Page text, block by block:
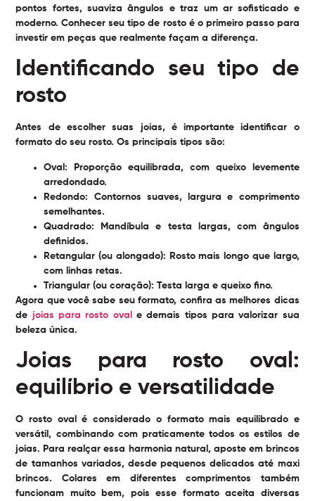
pontos fortes, suaviza ângulos e traz um ar sofisticado e
moderno. Conhecer seu tipo de rosto é o primeiro passo para
investir em peças que realmente façam a diferença.
Identificando seu tipo de
rosto
Antes de escolher suas joias, é importante identificar o
formato do seu rosto. Os principais tipos são:
Oval: Proporção equilibrada, com queixo levemente
arredondado.
Redondo: Contornos suaves, largura e comprimento
semelhantes.
Quadrado: Mandíbula e testa largas, com ângulos
definidos.
Retangular (ou alongado): Rosto mais longo que largo,
com linhas retas.
Triangular (ou coração): Testa larga e queixo fino.
Agora que você sabe seu formato, confira as melhores dicas
de joias para rosto oval
e demais tipos para valorizar sua
beleza única.
Joias para rosto oval:
equilíbrio e versatilidade
O rosto oval é considerado o formato mais equilibrado e
versátil, combinando com praticamente todos os estilos de
joias. Para realçar essa harmonia natural, aposte em brincos
de tamanhos variados, desde pequenos delicados até maxi
brincos. Colares em diferentes comprimentos também
funcionam muito bem, pois esse formato aceita diversas